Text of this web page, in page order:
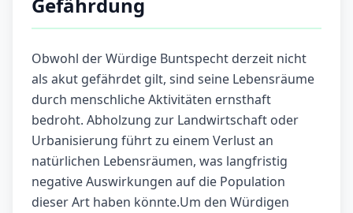
Gefährdung
Obwohl der Würdige Buntspecht derzeit nicht
als akut gefährdet gilt, sind seine Lebensräume
durch menschliche Aktivitäten ernsthaft
bedroht. Abholzung zur Landwirtschaft oder
Urbanisierung führt zu einem Verlust an
natürlichen Lebensräumen, was langfristig
negative Auswirkungen auf die Population
dieser Art haben könnte.Um den Würdigen